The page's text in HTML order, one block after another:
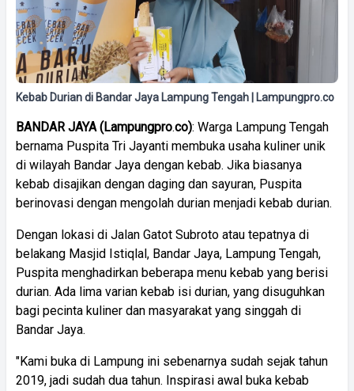
Kebab Durian di Bandar Jaya Lampung Tengah | Lampungpro.co
BANDAR JAYA (Lampungpro.co): Warga Lampung Tengah
bernama Puspita Tri Jayanti membuka usaha kuliner unik
di wilayah Bandar Jaya dengan kebab. Jika biasanya
kebab disajikan dengan daging dan sayuran, Puspita
berinovasi dengan mengolah durian menjadi kebab durian.
Dengan lokasi di Jalan Gatot Subroto atau tepatnya di
belakang Masjid Istiqlal, Bandar Jaya, Lampung Tengah,
Puspita menghadirkan beberapa menu kebab yang berisi
durian. Ada lima varian kebab isi durian, yang disuguhkan
bagi pecinta kuliner dan masyarakat yang singgah di
Bandar Jaya.
"Kami buka di Lampung ini sebenarnya sudah sejak tahun
2019, jadi sudah dua tahun. Inspirasi awal buka kebab